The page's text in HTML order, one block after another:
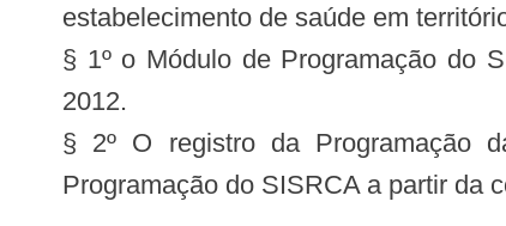
estabelecimento de saúde em
§ 1º o Módulo de Programação do
2012.
§ 2º O registro da Programação
Programação do SISRCA a partir da